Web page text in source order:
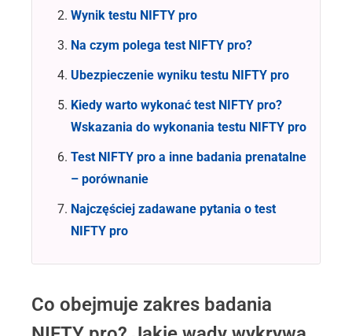
Wynik testu NIFTY pro
Na czym polega test NIFTY pro?
Ubezpieczenie wyniku testu NIFTY pro
Kiedy warto wykonać test NIFTY pro?
Wskazania do wykonania testu NIFTY pro
Test NIFTY pro a inne badania prenatalne
– porównanie
Najczęściej zadawane pytania o test
NIFTY pro
Co obejmuje zakres badania